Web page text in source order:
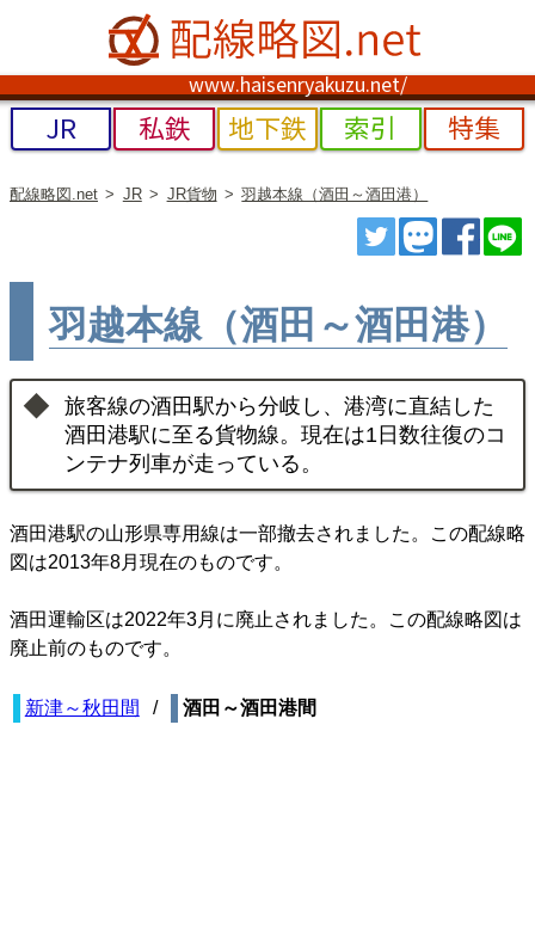
www.haisenryakuzu.net/
JR 私鉄 地下鉄 索引 特集
配線略図.net JR JR貨物 羽越本線（酒田～酒田港）
ツイートトゥート
シェ
羽越本線（酒田～酒田港）
旅客線の酒田駅から分岐し、港湾に直結した
酒田港駅に至る貨物線。現在は1日数往復のコ
ンテナ列車が走っている。
酒田港駅の山形県専用線は一部撤去されました。この配線略
図は2013年8月現在のものです。
酒田運輸区は2022年3月に廃止されました。この配線略図は
廃止前のものです。
新津～秋田間 酒田～酒田港間